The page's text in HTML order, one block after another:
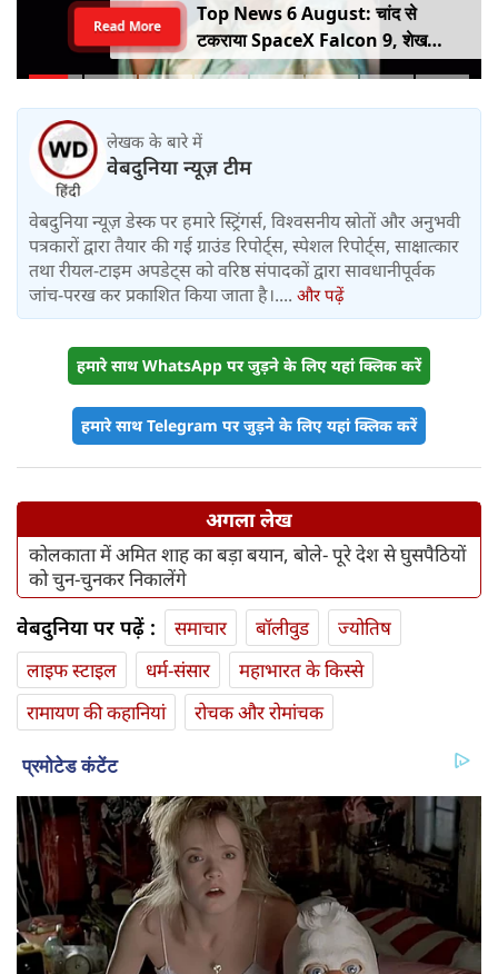
Top News 6 August: चांद से
टकराया SpaceX Falcon 9, शेख
हसीना की घर वापसी का ऐलान, MP में बस
Read More
लेखक के बारे में
वेबदुनिया न्यूज़ टीम
वेबदुनिया न्यूज़ डेस्क पर हमारे स्ट्रिंगर्स, विश्वसनीय स्रोतों और अनुभवी
पत्रकारों द्वारा तैयार की गई ग्राउंड रिपोर्ट्स, स्पेशल रिपोर्ट्स, साक्षात्कार
तथा रीयल-टाइम अपडेट्स को वरिष्ठ संपादकों द्वारा सावधानीपूर्वक
जांच-परख कर प्रकाशित किया जाता है।.... और पढ़ें
हमारे साथ WhatsApp पर जुड़ने के लिए यहां क्लिक करें
हमारे साथ Telegram पर जुड़ने के लिए यहां क्लिक करें
अगला लेख
कोलकाता में अमित शाह का बड़ा बयान, बोले- पूरे देश से घुसपैठियों
को चुन-चुनकर निकालेंगे
वेबदुनिया पर पढ़ें : समाचार बॉलीवुड
ज्योतिष
लाइफ स्‍टाइल
धर्म-संसार
महाभारत के किस्से
रामायण की कहानियां
रोचक और रोमांचक